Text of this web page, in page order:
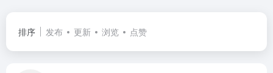
排序 发布 更新 浏览 点赞